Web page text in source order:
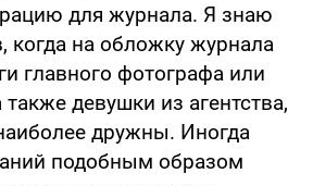
для журнала. Я знаю
когда на обложку журнала
главного фотографа или
также девушки из агентства,
дружны. Иногда
подобным образом